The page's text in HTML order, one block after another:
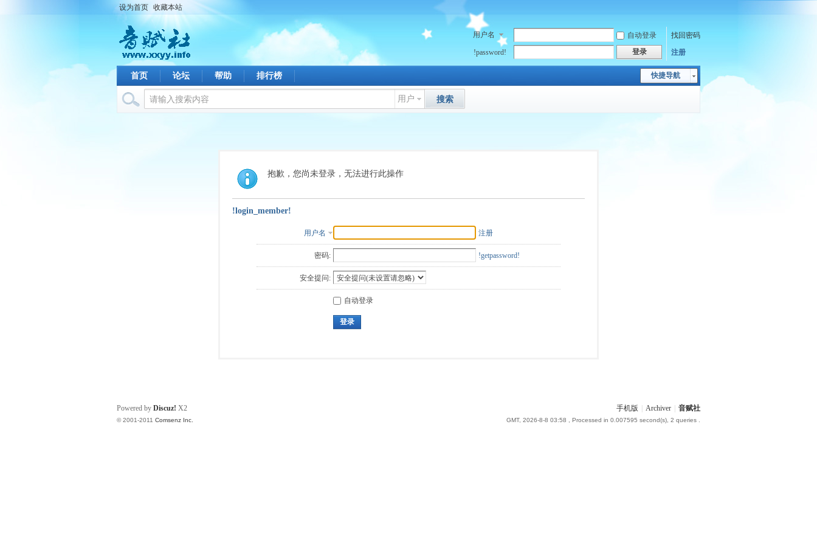
设为首页 收藏本站
用户名 自动登录
找回密码
!password!
登录 注册
快捷导航
首页 论坛 帮助 排行榜
用户 搜索
抱歉，您尚未登录，无法进行此操作
!login_member!
用户名 注册
密码: !getpassword!
安全提问:
自动登录
登录
手机版 Archiver 音赋社
GMT, 2026-8-8 03:58 , Processed in 0.007595 second(s), 2 queries .
Powered by Discuz! X2
© 2001-2011 Comsenz Inc.